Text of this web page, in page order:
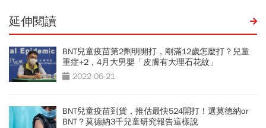
延伸閱讀
BNT兒童疫苗第2劑明開打，剛滿12歲怎麼打？兒童
重症+2，4月大男嬰「皮膚有大理石花紋」
2022-06-21
BNT兒童疫苗到貨，推估最快524開打！選莫德納or
BNT？莫德納3千兒童研究報告這樣說